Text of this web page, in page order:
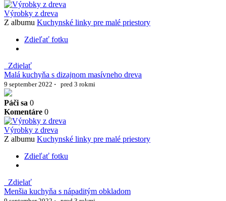
Výrobky z dreva
Z albumu Kuchynské linky pre malé priestory
Zdieľať fotku
Zdielať
Malá kuchyňa s dizajnom masívneho dreva
9 september 2022 · pred 3 rokmi
Páči sa 0
Komentáre 0
Výrobky z dreva
Z albumu Kuchynské linky pre malé priestory
Zdieľať fotku
Zdielať
Menšia kuchyňa s nápaditým obkladom